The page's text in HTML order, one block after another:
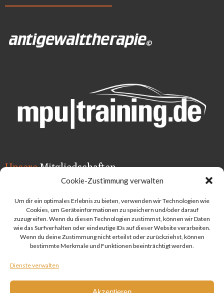
Cookie-Zustimmung verwalten
Um dir ein optimales Erlebnis zu bieten, verwenden wir Technologien wie
Cookies, um Geräteinformationen zu speichern und/oder darauf
zuzugreifen. Wenn du diesen Technologien zustimmst, können wir Daten
wie das Surfverhalten oder eindeutige IDs auf dieser Website verarbeiten.
Wenn du deine Zustimmung nicht erteilst oder zurückziehst, können
bestimmte Merkmale und Funktionen beeinträchtigt werden.
Dienste verwalten
UnsereMitgliedschaften